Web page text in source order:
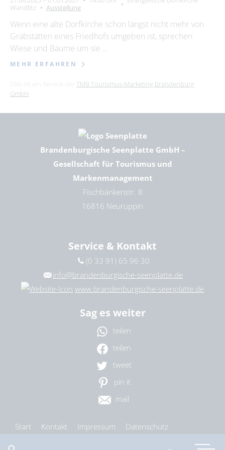
Wandlitz
Ausstellung
Wenn eine alte Dorfkirche schon längst nicht mehr von
Grabstätten eines Friedhofs umgeben ist, sprechen
Wiese und Bäume um sie …
MEHR ERFAHREN
TMB Tourismus-Marketing Brandenburg
GmbH
Brandenburgische Seenplatte GmbH –
Gesellschaft für Tourismus und
Markenmanagement
Fischbänkenstr. 8
16816 Neuruppin
Service & Kontakt
(0 33 91) 65 96 30
info@brandenburgische-seenplatte.de
www.brandenburgische-seenplatte.de
Sag es weiter
teilen
teilen
tweet
pin it
mail
Start Kontakt Impressum
Datenschutz